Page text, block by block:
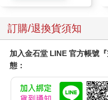
訂購/退換貨須知
加入金石堂 LINE 官方帳號
態：